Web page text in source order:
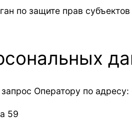
по защите прав
Оператору по адресу:
59